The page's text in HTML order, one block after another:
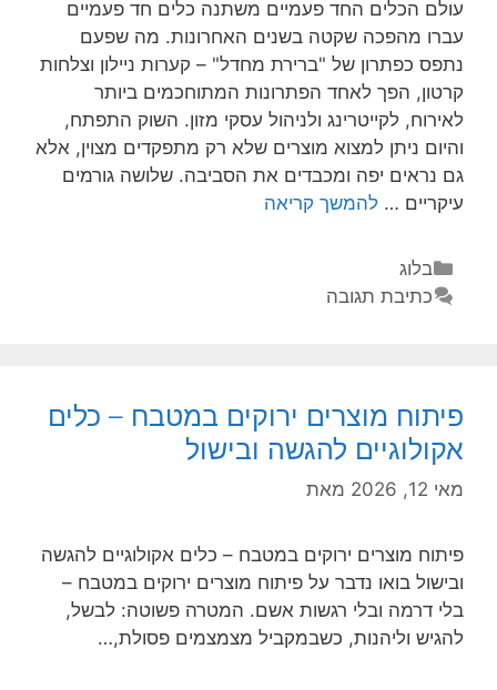
עולם הכלים החד פעמיים משתנה כלים חד פעמיים
עברו מהפכה שקטה בשנים האחרונות. מה שפעם
נתפס כפתרון של "ברירת מחדל" – קערות ניילון וצלחות
קרטון, הפך לאחד הפתרונות המתוחכמים ביותר
לאירוח, לקייטרינג ולניהול עסקי מזון. השוק התפתח,
והיום ניתן למצוא מוצרים שלא רק מתפקדים מצוין, אלא
גם נראים יפה ומכבדים את הסביבה. שלושה גורמים
עיקריים … להמשך קריאה
בלוג
כתיבת תגובה
פיתוח מוצרים ירוקים במטבח – כלים
אקולוגיים להגשה ובישול
מאי 12, 2026 מאת
פיתוח מוצרים ירוקים במטבח – כלים אקולוגיים להגשה
ובישול בואו נדבר על פיתוח מוצרים ירוקים במטבח –
בלי דרמה ובלי רגשות אשם. המטרה פשוטה: לבשל,
להגיש וליהנות, כשבמקביל מצמצמים פסולת,…